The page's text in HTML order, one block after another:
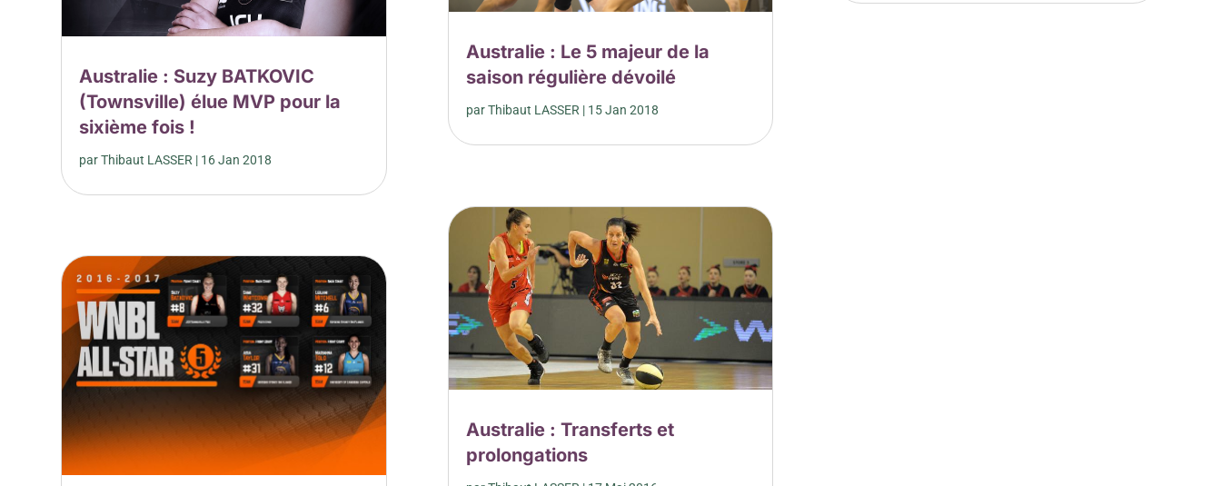
Australie : Suzy BATKOVIC
(Townsville) élue MVP pour la
sixième fois !
parThibaut LASSER | 16 Jan 2018
Australie : Le 5 majeur de la
saison régulière dévoilé
parThibaut LASSER| 15 Jan 2018
Australie : Transferts et
prolongations